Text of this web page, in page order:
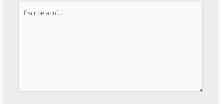
Escribe
aquí...